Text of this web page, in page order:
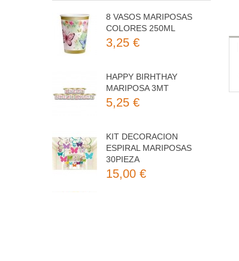
COLORES 250ML
3,25 €
MARIPOSA 3MT
5,25 €
ESPIRAL MARIPOSAS
30PIEZA
15,00 €